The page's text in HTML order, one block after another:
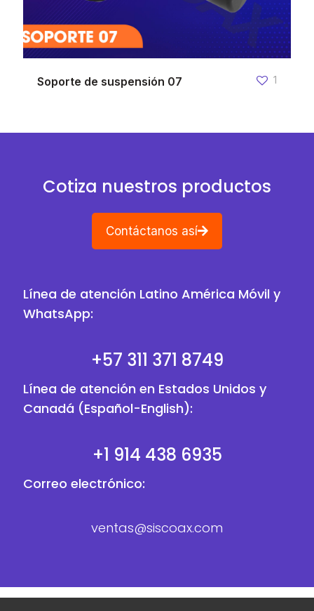
Soporte de suspensión 07 1
Cotiza nuestros productos
Contáctanos así
Línea de atención Latino América Móvil y
WhatsApp:
+57 311 371 8749
Línea de atención en Estados Unidos y
Canadá (Español-English):
+1 914 438 6935
Correo electrónico:
ventas@siscoax.com